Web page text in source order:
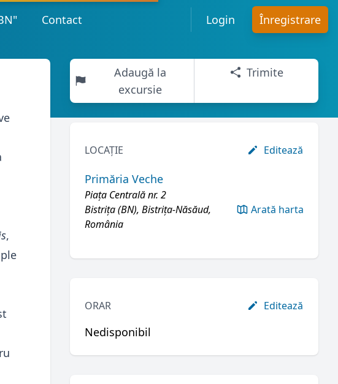
Contact Login Înregistrare
,
Adaugă la
excursie
Trimite
LOCAȚIE Editează
Primăria Veche
Piața Centrală nr. 2
Bistrița (BN), Bistrița-Năsăud,
România
Arată harta
ORAR Editează
Nedisponibil